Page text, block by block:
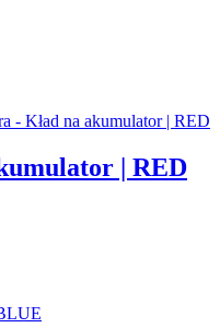
| RED